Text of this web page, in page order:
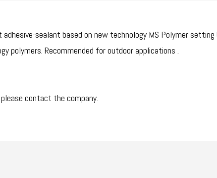
sealant based on new technology MS Polymer
polymers. Recommended for outdoor applications .
contact the company.